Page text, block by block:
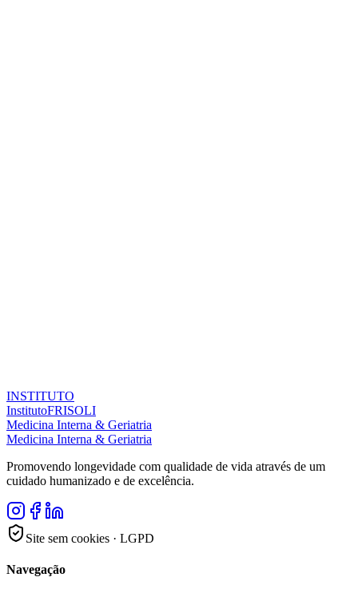
INSTITUTO
InstitutoFRISOLI
Medicina Interna & Geriatria
Medicina Interna & Geriatria
Promovendo longevidade com qualidade de vida através de um
cuidado humanizado e de excelência.
Site sem cookies · LGPD
Navegação